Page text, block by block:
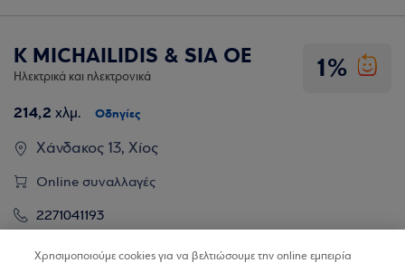
K MICHAILIDIS & SIA OE
Ηλεκτρικά και ηλεκτρονικά
214,2 χλμ. Οδηγίες
1%
Χάνδακος 13, Χίος
Online συναλλαγές
2271041193
Website
Χρησιμοποιούμε cookies για να βελτιώσουμε την online εμπειρία